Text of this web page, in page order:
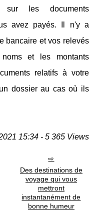
les documents
avez payés. Il n'y a
bancaire et vos relevés
et les montants
relatifs à votre
dossier au cas où ils
15:34 - 5 365 Views
Des destinations de
voyage qui vous
mettront
instantanément de
bonne humeur